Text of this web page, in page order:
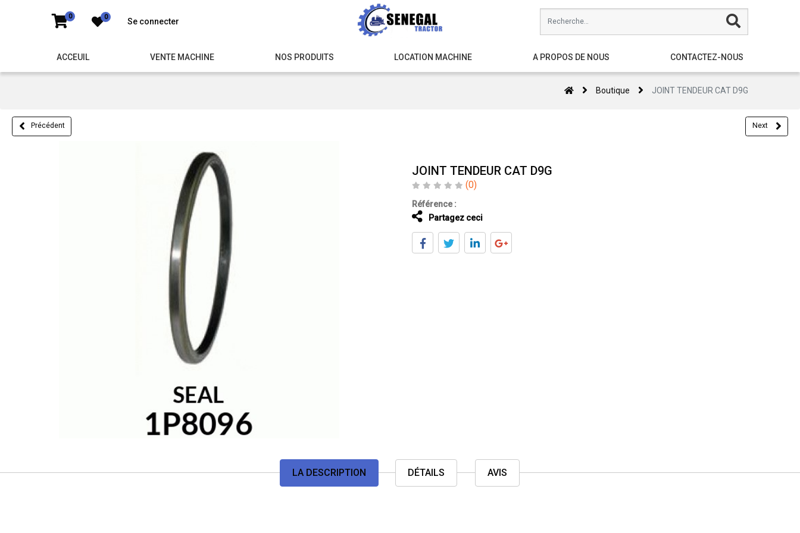
0 0 Se connecter
ACCEUIL VENTE MACHINE NOS PRODUITS LOCATION MACHINE A PROPOS DE NOUS CONTACTEZ-NOUS
Boutique JOINT TENDEUR CAT D9G
Précédent Next
JOINT TENDEUR CAT D9G
(0)
Référence :
Partagez ceci
LA DESCRIPTION DÉTAILS AVIS